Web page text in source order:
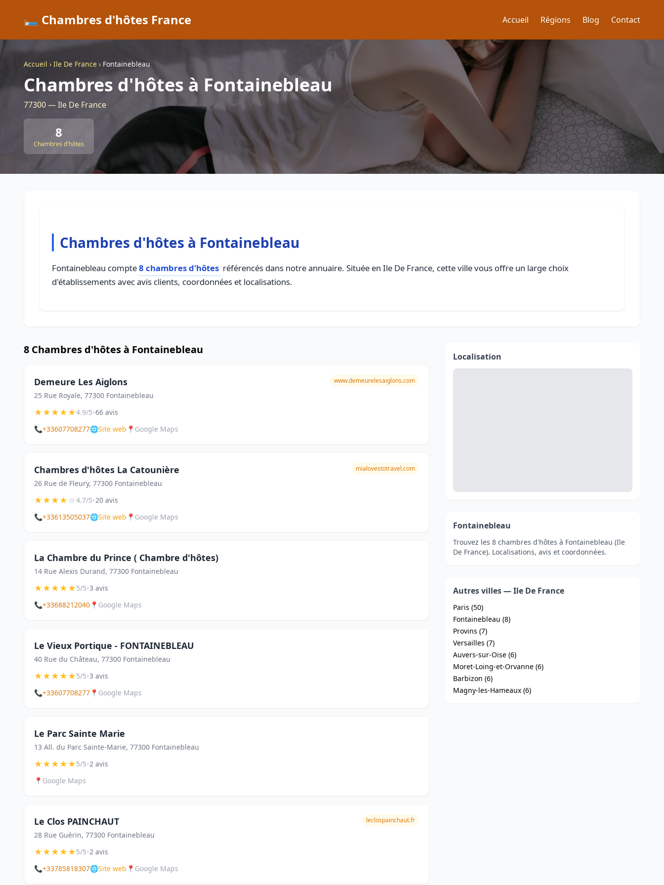
🛏️ Chambres d'hôtes France Accueil Régions Blog Contact
Accueil › Ile De France › Fontainebleau
Chambres d'hôtes à Fontainebleau
77300 — Ile De France
8
Chambres d'hôtes
Chambres d'hôtes à Fontainebleau
Fontainebleau compte8 chambres d'hôtes référencés dans notre annuaire. Située en Ile De France, cette ville vous offre un large choix
d'établissements avec avis clients, coordonnées et localisations.
8 Chambres d'hôtes à Fontainebleau
Demeure Les Aiglons
25 Rue Royale, 77300 Fontainebleau
www.demeurelesaiglons.com
★★★★★4.9/5•66 avis
📞+33607708277🌐Site web 📍 Google Maps
Chambres d'hôtes La Catounière
26 Rue de Fleury, 77300 Fontainebleau
mialovestotravel.com
★★★★☆4.7/5•20 avis
📞+33613505037🌐Site web 📍 Google Maps
La Chambre du Prince ( Chambre d'hôtes)
14 Rue Alexis Durand, 77300 Fontainebleau
★★★★★5/5•3 avis
📞+33688212040 📍 Google Maps
Le Vieux Portique - FONTAINEBLEAU
40 Rue du Château, 77300 Fontainebleau
★★★★★5/5•3 avis
📞+33607708277 📍 Google Maps
Le Parc Sainte Marie
13 All. du Parc Sainte-Marie, 77300 Fontainebleau
★★★★★5/5•2 avis
📍 Google Maps
Le Clos PAINCHAUT
28 Rue Guérin, 77300 Fontainebleau
leclospainchaut.fr
★★★★★5/5•2 avis
📞+33785818307🌐Site web 📍 Google Maps
Localisation
Fontainebleau
Trouvez les 8 chambres d'hôtes à Fontainebleau (Ile
De France). Localisations, avis et coordonnées.
Autres villes — Ile De France
Paris (50)
Fontainebleau (8)
Provins (7)
Versailles (7)
Auvers-sur-Oise (6)
Moret-Loing-et-Orvanne (6)
Barbizon (6)
Magny-les-Hameaux (6)